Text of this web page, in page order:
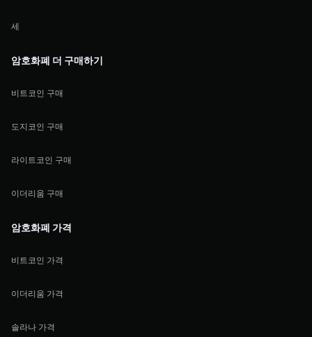
세
암호화폐 더 구매하기
비트코인 구매
도지코인 구매
라이트코인 구매
이더리움 구매
암호화폐 가격
비트코인 가격
이더리움 가격
솔라나 가격